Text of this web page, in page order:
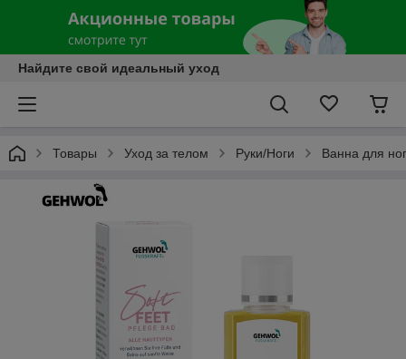
Найдите свой идеальный уход
Товары Уход за телом Руки/Ноги Ванна для